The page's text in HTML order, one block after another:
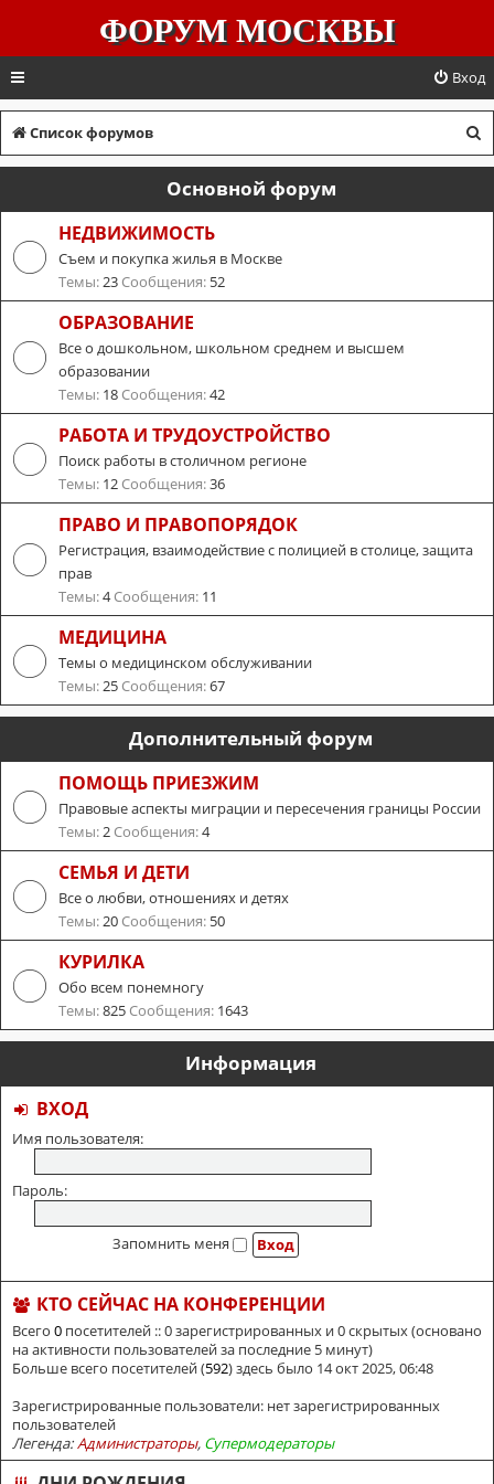
ФОРУМ МОСКВЫ
Вход
Список форумов
о
Основной форум
НЕДВИЖИМОСТЬ
Съем и покупка жилья в Москве
Темы:23 Сообщения: 52
ОБРАЗОВАНИЕ
Все о дошкольном, школьном среднем и высшем
образовании
Темы: 18 Сообщения:42
РАБОТА И ТРУДОУСТРОЙСТВО
Поиск работы в столичном регионе
Темы: 12 Сообщения:36
ПРАВО И ПРАВОПОРЯДОК
Регистрация, взаимодействие с полицией в столице, защита
прав
Темы:4Сообщения: 11
МЕДИЦИНА
Темы о медицинском обслуживании
Темы:25 Сообщения:67
Дополнительный форум
ПОМОЩЬ ПРИЕЗЖИМ
Правовые аспекты миграции и пересечения границы России
Темы:2 Сообщения:4
СЕМЬЯ И ДЕТИ
Все о любви, отношениях и детях
Темы:20 Сообщения: 50
КУРИЛКА
Обо всем понемногу
Темы:825 Сообщения: 1643
Информация
ВХОД
Имя пользователя:
Пароль:
Запомнить меня
КТО СЕЙЧАС НА КОНФЕРЕНЦИИ
Всего 0 посетителей :: 0 зарегистрированных и 0 скрытых (основано
на активности пользователей за последние 5 минут)
Больше всего посетителей (592) здесь было 14 окт 2025, 06:48
Зарегистрированные пользователи: нет зарегистрированных
пользователей
Легенда:Администраторы, Супермодераторы